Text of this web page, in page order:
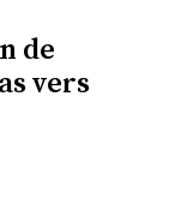
de
vers